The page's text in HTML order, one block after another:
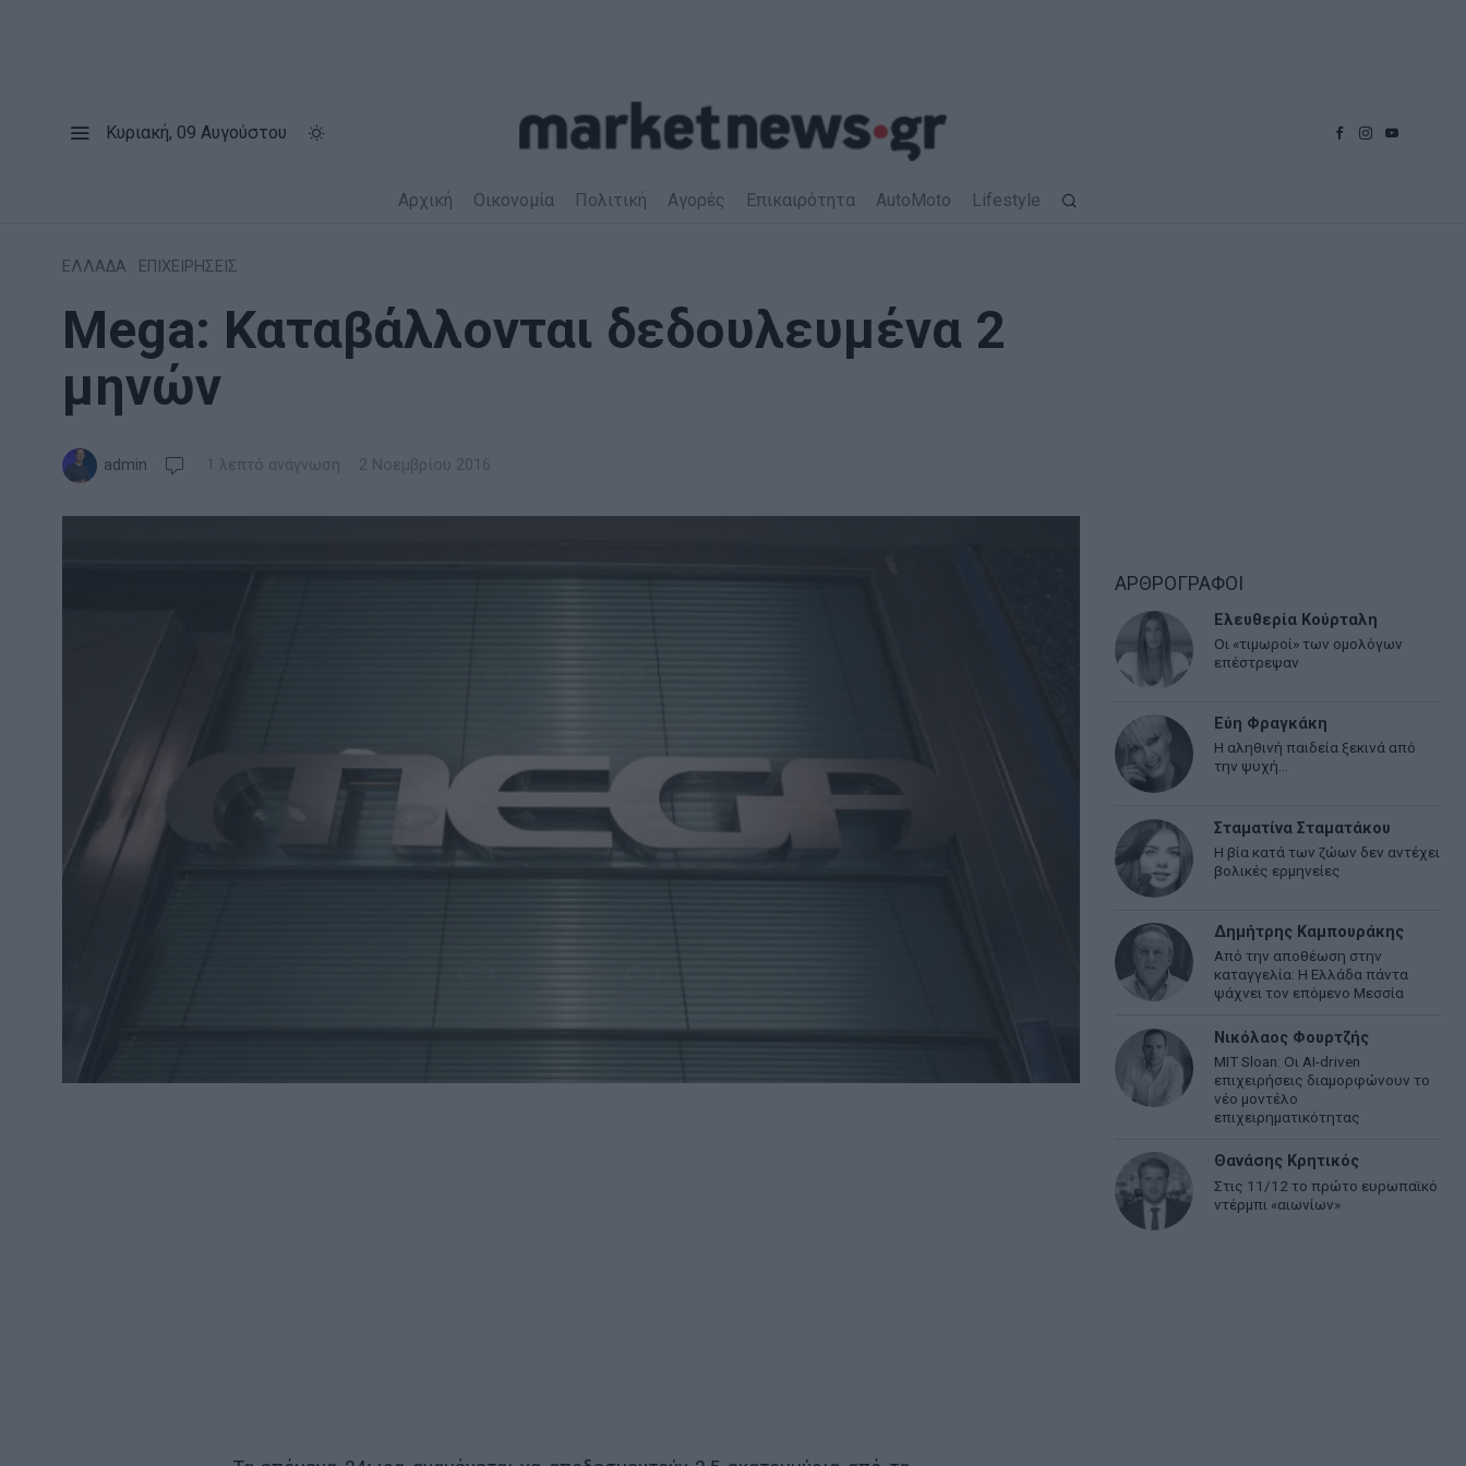
Κυριακή, 09 Αυγούστου
Αρχική Οικονομία Πολιτική Αγορές Επικαιρότητα AutoMoto Lifestyle
ΕΛΛΑΔΑ ΕΠΙΧΕΙΡΗΣΕΙΣ
Mega: Καταβάλλονται δεδουλευμένα 2
μηνών
admin 1 λεπτό ανάγνωση 2 Νοεμβρίου 2016
ΑΡΘΡΟΓΡΑΦΟΙ
Ελευθερία Κούρταλη
Οι «τιμωροί» των ομολόγων
επέστρεψαν
Εύη Φραγκάκη
Η αληθινή παιδεία ξεκινά από
την ψυχή…
Σταματίνα Σταματάκου
Η βία κατά των ζώων δεν αντέχει
βολικές ερμηνείες
Δημήτρης Καμπουράκης
Από την αποθέωση στην
καταγγελία: Η Ελλάδα πάντα
ψάχνει τον επόμενο Μεσσία
Νικόλαος Φουρτζής
MIT Sloan: Οι AI-driven
επιχειρήσεις διαμορφώνουν το
νέο μοντέλο
επιχειρηματικότητας
Θανάσης Κρητικός
Στις 11/12 το πρώτο ευρωπαϊκό
ντέρμπι «αιωνίων»